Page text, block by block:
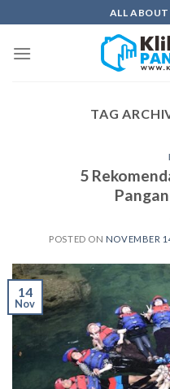
to
content
ALL
TAG
5
POSTED ON NOVEMBER
14
Nov